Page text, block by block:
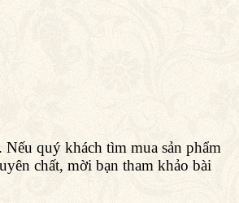
quý khách tìm mua sản phẩm
chất, mời bạn tham khảo bài